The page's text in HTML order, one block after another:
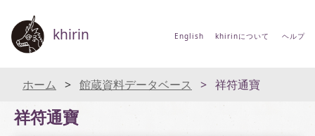
khirin English khirinについて ヘルプ
ホーム 館蔵資料データベース 祥符通寶
祥符通寶